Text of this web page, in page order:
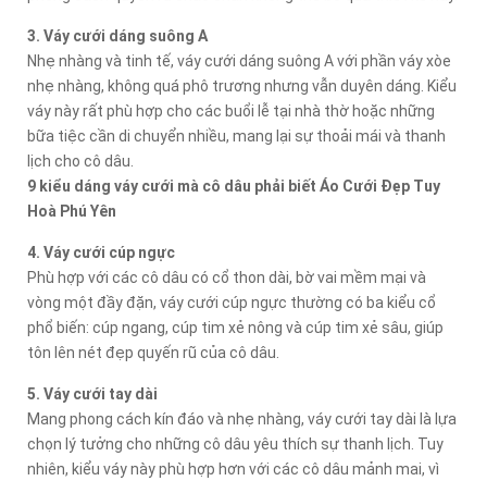
3. Váy cưới dáng suông A
Nhẹ nhàng và tinh tế, váy cưới dáng suông A với phần váy xòe
nhẹ nhàng, không quá phô trương nhưng vẫn duyên dáng. Kiểu
váy này rất phù hợp cho các buổi lễ tại nhà thờ hoặc những
bữa tiệc cần di chuyển nhiều, mang lại sự thoải mái và thanh
lịch cho cô dâu.
9 kiểu dáng váy cưới mà cô dâu phải biết Áo Cưới Đẹp Tuy
Hoà Phú Yên
4. Váy cưới cúp ngực
Phù hợp với các cô dâu có cổ thon dài, bờ vai mềm mại và
vòng một đầy đặn, váy cưới cúp ngực thường có ba kiểu cổ
phổ biến: cúp ngang, cúp tim xẻ nông và cúp tim xẻ sâu, giúp
tôn lên nét đẹp quyến rũ của cô dâu.
5. Váy cưới tay dài
Mang phong cách kín đáo và nhẹ nhàng, váy cưới tay dài là lựa
chọn lý tưởng cho những cô dâu yêu thích sự thanh lịch. Tuy
nhiên, kiểu váy này phù hợp hơn với các cô dâu mảnh mai, vì